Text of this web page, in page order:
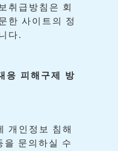
취급방침은 회
한 사이트의
정
다 .
응 피해구제
방
개인정보
침해
을 문의하실
수